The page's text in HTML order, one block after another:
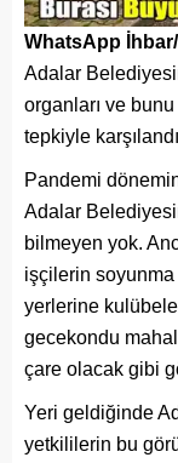
WhatsApp
Adalar
organları ve
tepkiyle
Pandemi
Adalar
bilmeyen yok.
işçilerin soyunma
yerlerine
gecekondu
çare olacak gibi
Yeri geldiğinde
yetkililerin bu